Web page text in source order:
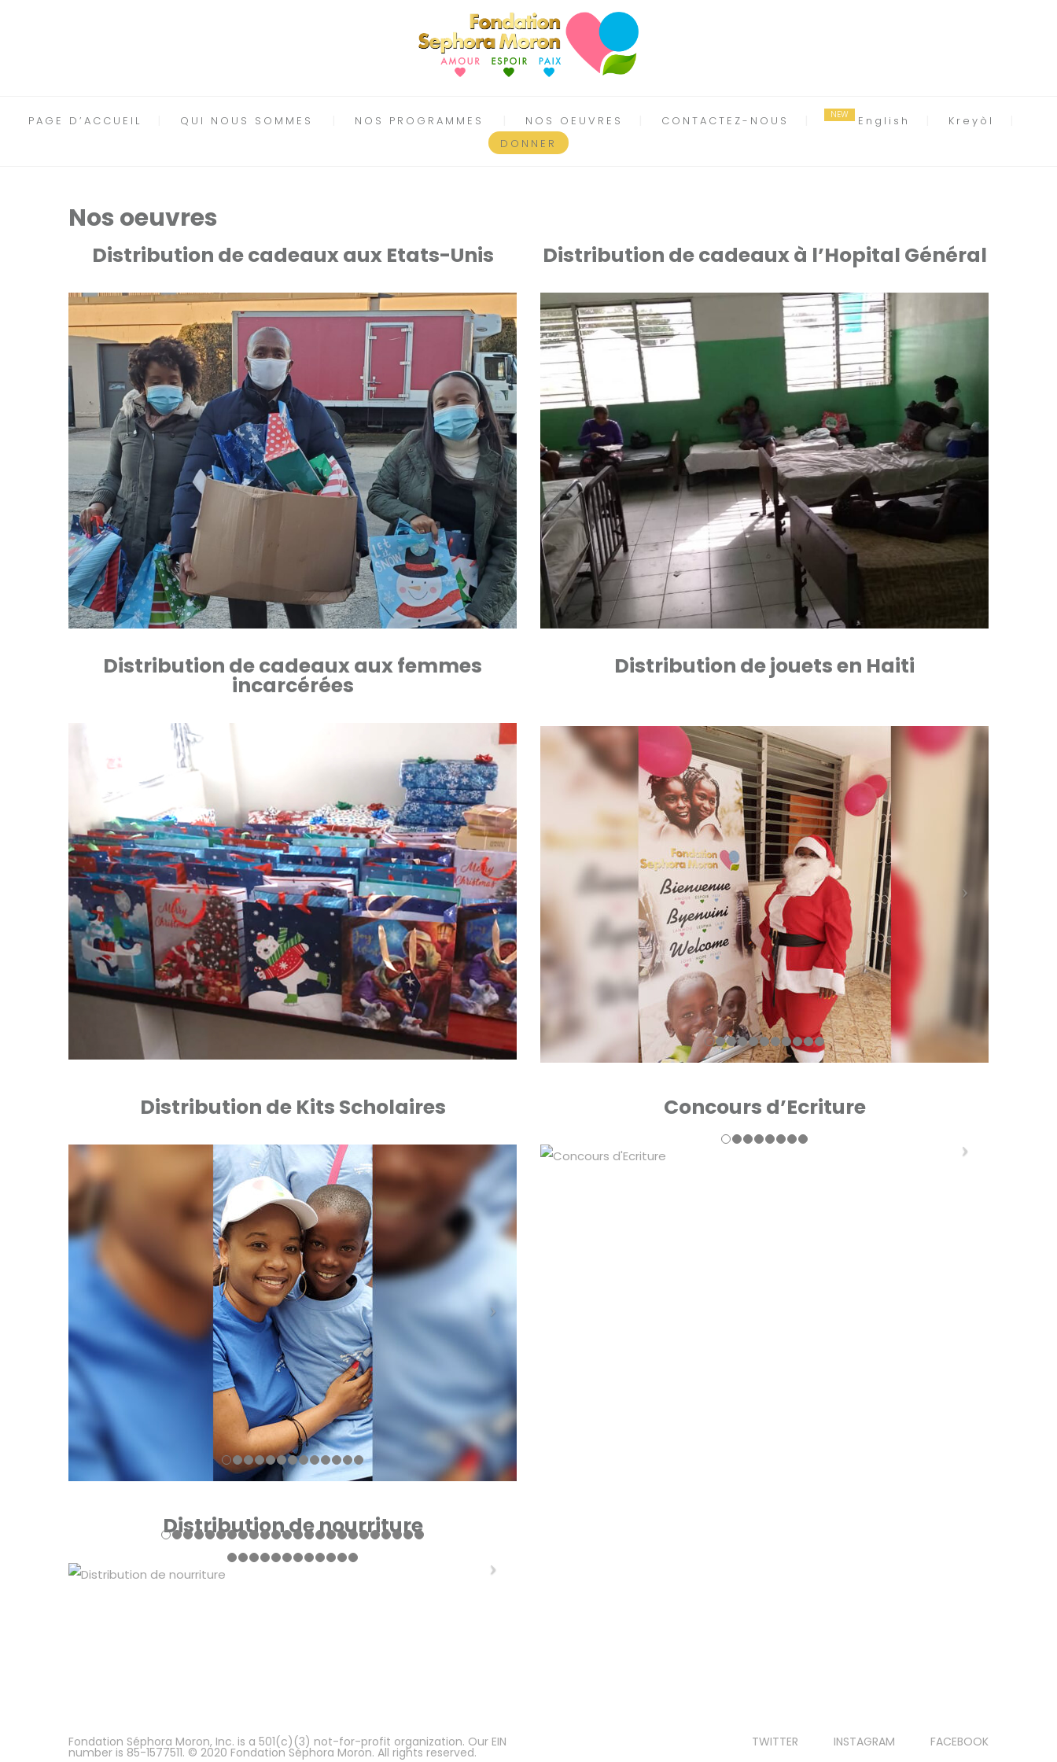
PAGE D’ACCUEIL QUI NOUS SOMMES NOS PROGRAMMES NOS OEUVRES CONTACTEZ-NOUS English
Kreyòl
DONNER
Nos oeuvres
Distribution de cadeaux aux Etats-Unis Distribution de cadeaux à l’Hopital Général
Distribution de cadeaux aux femmes
incarcérées
Distribution de jouets en Haiti
Distribution de Kits Scholaires Concours d’Ecriture
Distribution de nourriture
Fondation Séphora Moron, Inc. is a 501(c)(3) not-for-profit organization. Our EIN
number is 85-1577511. © 2020 Fondation Séphora Moron. All rights reserved.
FACEBOOK
INSTAGRAM
TWITTER